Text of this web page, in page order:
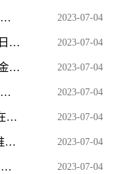
法媒：“法国的城市暴力平静了下来，局势似已缓和” 2023-07-04
世界热头条丨日本决定使用1.3万亿日元决算剩余金强化防卫力量 2023-07-04
日本决定使用1.3万亿日元决算剩余金强化防卫力量 2023-07-04
为23℃的曾家山再添一条“电力高速路”-天天新要闻 2023-07-04
海日生残夜江春入旧年的生和入好在哪里（海日生残夜江春入旧年生和入妙在何处） 环球速递 2023-07-04
“淮安一院前列癌筛查分中心”落户淮安瑞济医院-当前热点 2023-07-04
焦点关注：如何设置qq空间背景_如何设置QQ空间背景音乐 2023-07-04